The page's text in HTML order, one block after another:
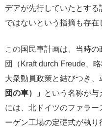
デアが先行していたとす
ではないという指摘も存在
この国民車計画は、当時
団（Kraft durch Freude、
大衆動員政策と結びつき、
団の車）」
という名称が与
には、北ドイツのファラ
ーゲン工場の定礎式が執